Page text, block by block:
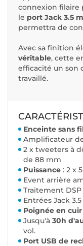
connexion filaire
le port Jack 3.5
permettra de
Avec sa finition
véritable, cette
efficacité un son
travaillé.
Enceinte sans
Amplificateur
2 x tweeters à
de 88 mm
Puissance : 2 x
Event arrière
Traitement DSP
Entrées Jack
Poignée en
Jusqu'à 30h
vol.
Port USB de